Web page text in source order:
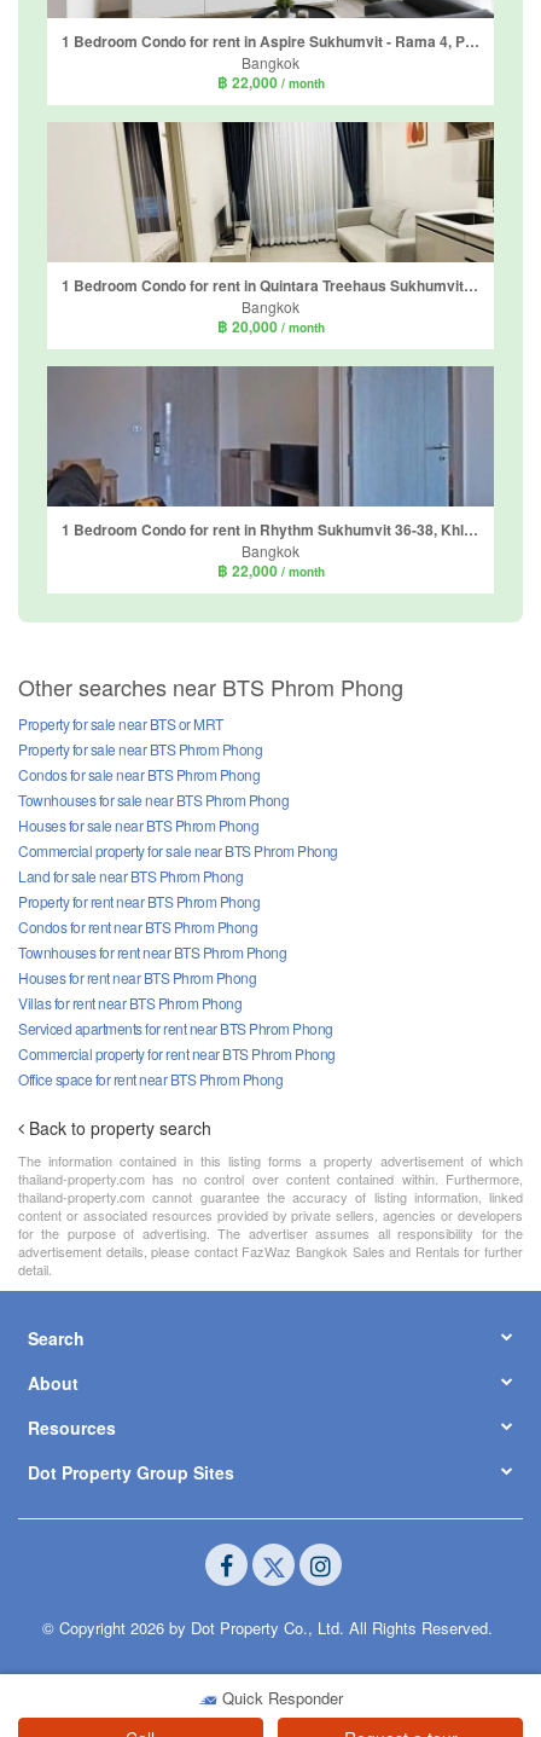
Quick Responder
1 Bedroom Condo for rent in Aspire Sukhumvit - Rama 4, Phra Khanong, Bangkok near BTS Phra Khanong
Bangkok
฿ 22,000 / month
1 Bedroom Condo for rent in Quintara Treehaus Sukhumvit 42, Phra Khanong, Bangkok near BTS Ekkamai
Bangkok
฿ 20,000 / month
1 Bedroom Condo for rent in Rhythm Sukhumvit 36-38, Khlong Tan, Bangkok near BTS Thong Lo
Bangkok
฿ 22,000 / month
Other searches near BTS Phrom Phong
Property for sale near BTS or MRT
Property for sale near BTS Phrom Phong
Condos for sale near BTS Phrom Phong
Townhouses for sale near BTS Phrom Phong
Houses for sale near BTS Phrom Phong
Commercial property for sale near BTS Phrom Phong
Land for sale near BTS Phrom Phong
Property for rent near BTS Phrom Phong
Condos for rent near BTS Phrom Phong
Townhouses for rent near BTS Phrom Phong
Houses for rent near BTS Phrom Phong
Villas for rent near BTS Phrom Phong
Serviced apartments for rent near BTS Phrom Phong
Commercial property for rent near BTS Phrom Phong
Office space for rent near BTS Phrom Phong
Back to property search
The information contained in this listing forms a property advertisement of which
thailand-property.com has no control over content contained within. Furthermore,
thailand-property.com cannot guarantee the accuracy of listing information, linked
content or associated resources provided by private sellers, agencies or developers
for the purpose of advertising. The advertiser assumes all responsibility for the
advertisement details, please contact FazWaz Bangkok Sales and Rentals for further
detail.
Search
About
Resources
Dot Property Group Sites
© Copyright 2026 by Dot Property Co., Ltd. All Rights Reserved.